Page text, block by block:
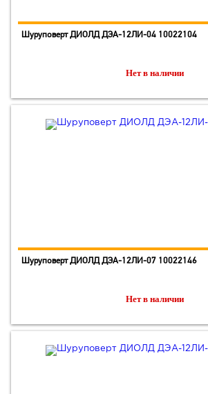
Шуруповерт ДИОЛД ДЭА-12ЛИ-04 10022104
Нет в наличии
Шуруповерт ДИОЛД ДЭА-12ЛИ-07 10022146
Нет в наличии